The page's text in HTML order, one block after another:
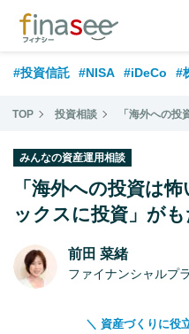
#投資信託 #NISA #iDeCo #
#相談事例 #相続・贈与 #FP
#資産運用業界 #老後 #海外事
#フィナンシャル・ウェルビー
#60代
TOP 投資相談 「海外への
みんなの資産運用相談
「海外への投資は
ックスに投資」が
前田 菜緒
ファイナンシャルプ
＼ 資産づくりに役